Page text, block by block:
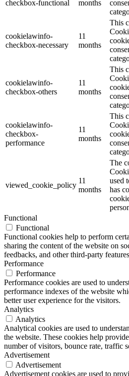
checkbox-functional
months
cookielawinfo-
checkbox-necessary
11
months
This
cookielawinfo-
checkbox-others
11
months
This
cookielawinfo-
checkbox-
performance
11
months
This
viewed_cookie_policy
11
months
The
used
has
Functional
Functional
Functional cookies help to perform
sharing the content of the website on
feedbacks, and other third-party
Performance
Performance
Performance cookies are used to
performance indexes of the website
better user experience for the visitors.
Analytics
Analytics
Analytical cookies are used to
the website. These cookies help
number of visitors, bounce rate, traffic
Advertisement
Advertisement
Advertisement cookies are used to